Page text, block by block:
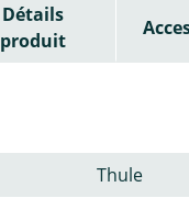
Détails
produit
Thule